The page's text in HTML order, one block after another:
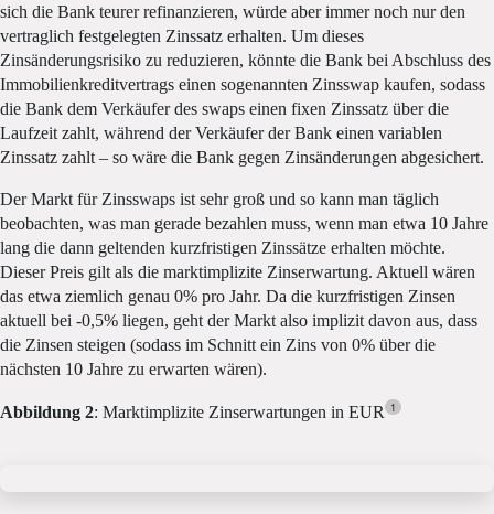
sich die Bank teurer refinanzieren, würde aber immer noch nur den
vertraglich festgelegten Zinssatz erhalten. Um dieses
Zinsänderungsrisiko zu reduzieren, könnte die Bank bei Abschluss des
Immobilienkreditvertrags einen sogenannten Zinsswap kaufen, sodass
die Bank dem Verkäufer des swaps einen fixen Zinssatz über die
Laufzeit zahlt, während der Verkäufer der Bank einen variablen
Zinssatz zahlt – so wäre die Bank gegen Zinsänderungen abgesichert.
Der Markt für Zinsswaps ist sehr groß und so kann man täglich
beobachten, was man gerade bezahlen muss, wenn man etwa 10 Jahre
lang die dann geltenden kurzfristigen Zinssätze erhalten möchte.
Dieser Preis gilt als die marktimplizite Zinserwartung. Aktuell wären
das etwa ziemlich genau 0% pro Jahr. Da die kurzfristigen Zinsen
aktuell bei -0,5% liegen, geht der Markt also implizit davon aus, dass
die Zinsen steigen (sodass im Schnitt ein Zins von 0% über die
nächsten 10 Jahre zu erwarten wären).
Abbildung 2: Marktimplizite Zinserwartungen in EUR 1